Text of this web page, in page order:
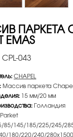
ПАРКЕТА
EMAS
CPL-043
CHAPEL
Массив паркета
15 мм/20 мм
Голландия
Parket
85/145/185/225/245/
180/220/240/